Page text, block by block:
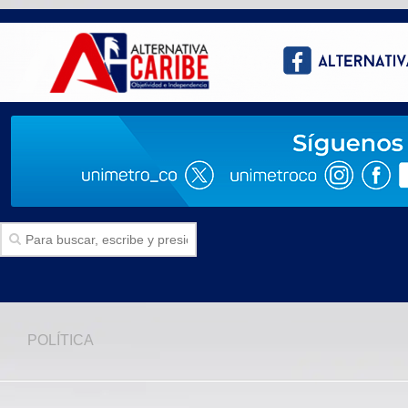
Politica
POLÍTICA